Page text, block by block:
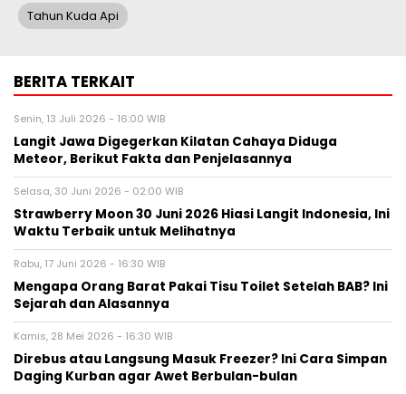
Tahun Kuda Api
BERITA TERKAIT
Senin, 13 Juli 2026 - 16:00 WIB
Langit Jawa Digegerkan Kilatan Cahaya Diduga
Meteor, Berikut Fakta dan Penjelasannya
Selasa, 30 Juni 2026 - 02:00 WIB
Strawberry Moon 30 Juni 2026 Hiasi Langit Indonesia, Ini
Waktu Terbaik untuk Melihatnya
Rabu, 17 Juni 2026 - 16:30 WIB
Mengapa Orang Barat Pakai Tisu Toilet Setelah BAB? Ini
Sejarah dan Alasannya
Kamis, 28 Mei 2026 - 16:30 WIB
Direbus atau Langsung Masuk Freezer? Ini Cara Simpan
Daging Kurban agar Awet Berbulan-bulan